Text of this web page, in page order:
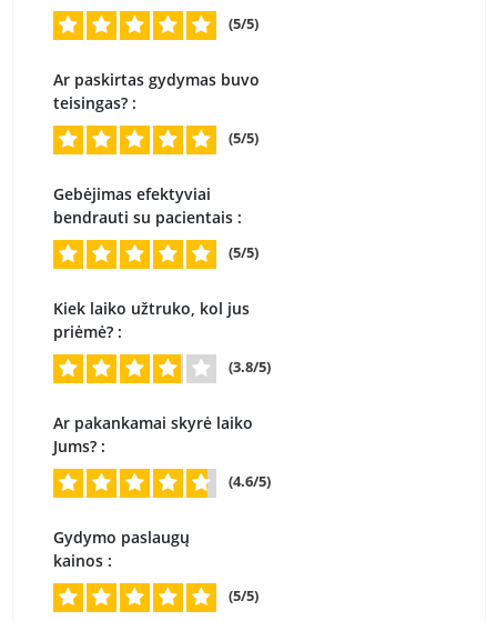
(5/5)
Ar paskirtas gydymas buvo
teisingas? :
(5/5)
Gebėjimas efektyviai
bendrauti su pacientais :
(5/5)
Kiek laiko užtruko, kol jus
priėmė? :
(3.8/5)
Ar pakankamai skyrė laiko
Jums? :
(4.6/5)
Gydymo paslaugų
kainos :
(5/5)